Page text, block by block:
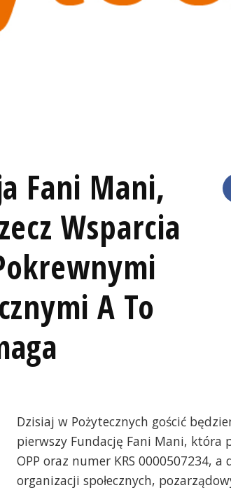
Fani Mani,
Wsparcia
A To
Dzisiaj w Pożytecznych gościć
pierwszy Fundację Fani Mani, która
OPP oraz numer KRS 0000507234, a
organizacji społecznych,